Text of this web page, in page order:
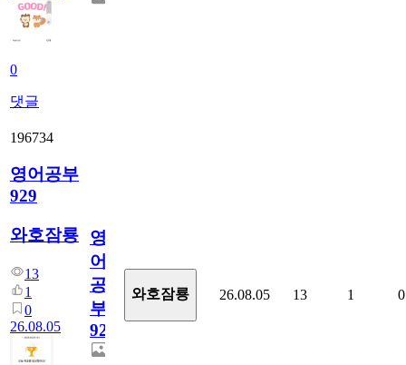
0
댓글
196734
영어공부
929
와호잠룡
13
1
0
26.08.05
영
어
공
부
929
와호잠룡 26.08.05 13 1 0